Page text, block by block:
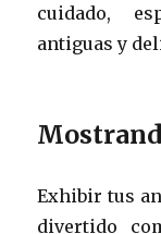
cuidado,
antiguas y
Exhibir tus
divertido